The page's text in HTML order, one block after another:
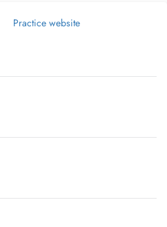
Practice website